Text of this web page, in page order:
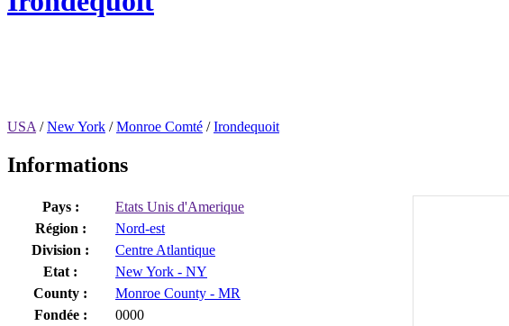
USA /New York /Monroe Comté /Irondequoit
Informations
Pays :
Etats Unis d'Amerique
Région :
Nord-est
Division :
Centre Atlantique
Etat :
New York - NY
County :
Monroe County - MR
Fondée :
0000